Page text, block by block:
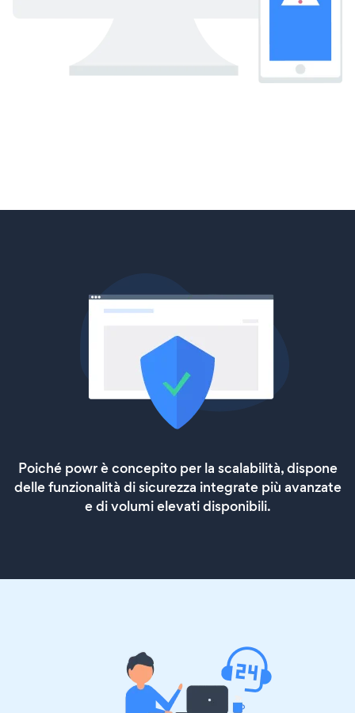
Poiché powr è concepito per la scalabilità, dispone
delle funzionalità di sicurezza integrate più avanzate
e di volumi elevati disponibili.